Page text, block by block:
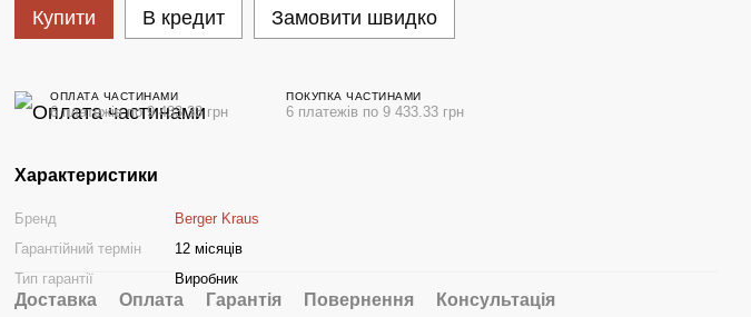
Купити В кредит Замовити швидко
ОПЛАТА ЧАСТИНАМИ
6 платежів по 9 433.33 грн
ПОКУПКА ЧАСТИНАМИ
6 платежів по 9 433.33 грн
Характеристики
Бренд
Berger Kraus
Гарантійний термін
12 місяців
Тип гарантії
Виробник
Доставка Оплата Гарантія Повернення
Консультація